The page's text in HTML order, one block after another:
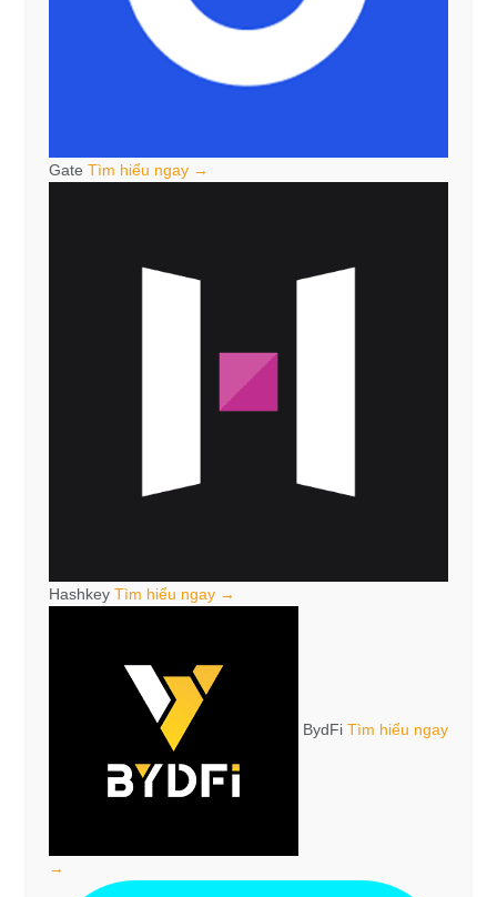
Gate Tìm hiểu ngay →
Hashkey Tìm hiểu ngay →
BydFi Tìm hiểu ngay
→